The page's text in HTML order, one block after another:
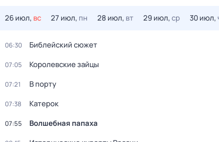
26 июл, вс 27 июл, пн 28 июл, вт 29 июл,ср 30 июл,
06:30 Библейский сюжет
07:05 Королевские зайцы
07:21 В порту
07:38 Катерок
07:55 Волшебная папаха